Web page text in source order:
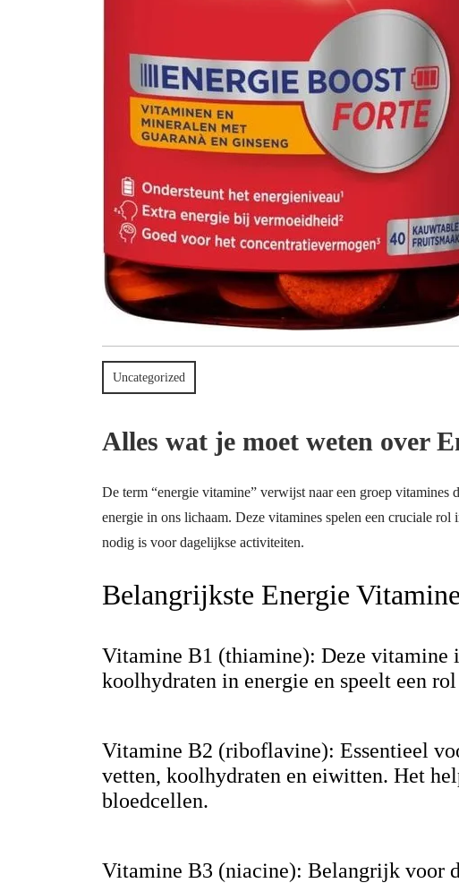
Uncategorized
Alles wat je moet weten over
De term “energie vitamine” verwijst naar een groep vitamines
energie in ons lichaam. Deze vitamines spelen een cruciale
nodig is voor dagelijkse activiteiten.
Belangrijkste Energie
Vitamine B1 (thiamine): Deze vitamine
koolhydraten in energie en speelt een
Vitamine B2 (riboflavine): Essentieel
vetten, koolhydraten en eiwitten. Het
bloedcellen.
Vitamine B3 (niacine): Belangrijk voor